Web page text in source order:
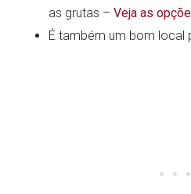
as grutas –Veja as
É também um bom local